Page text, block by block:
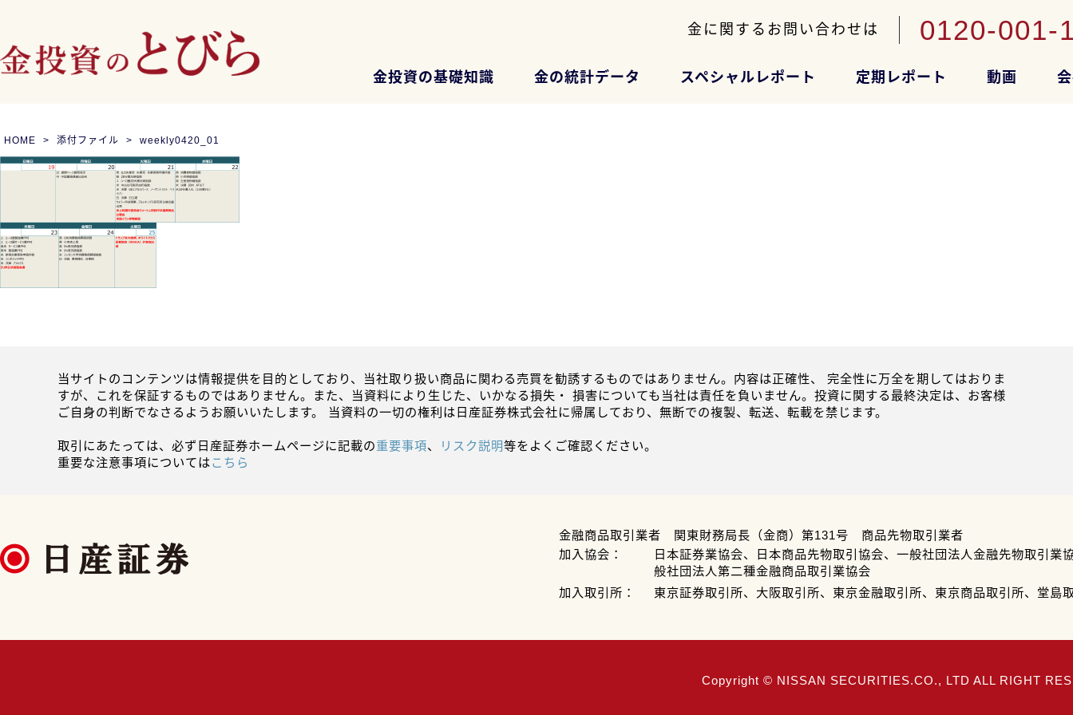
金に関するお問い合わせは 0120-001-
金投資の基礎知識 金の統計データ スペシャルレポート 定期レポート 動画
HOME 添付ファイル weekly0420_01
当サイトのコンテンツは情報提供を目的としており、当社取り扱い商品に関わる売買を勧誘するものではありません。内容は正確性、 完全性に万全を期してはおりま
すが、これを保証するものではありません。また、当資料により生じた、いかなる損失・ 損害についても当社は責任を負いません。投資に関する最終決定は、お客様
ご自身の判断でなさるようお願いいたします。 当資料の一切の権利は日産証券株式会社に帰属しており、無断での複製、転送、転載を禁じます。
取引にあたっては、必ず日産証券ホームページに記載の重要事項、 リスク説明等をよくご確認ください。
重要な注意事項についてはこちら
金融商品取引業者 関東財務局長（金商）第131号 商品先物取引業者
加入協会：
日本証券業協会、日本商品先物取引協会、一般社団法人金融先物取引業
般社団法人第二種金融商品取引業協会
加入取引所：
東京証券取引所、大阪取引所、東京金融取引所、東京商品取引所、堂島
Copyright © NISSAN SECURITIES.CO., LTD ALL RIGHT